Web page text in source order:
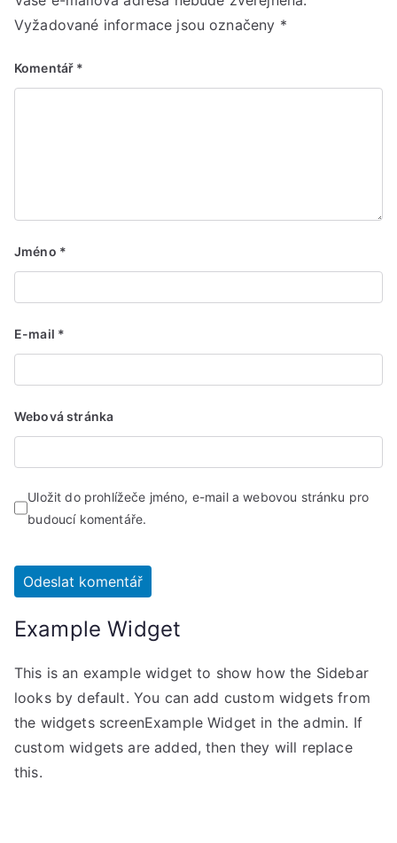
Vyžadované informace jsou označeny *
Komentář *
Jméno *
E-mail *
Webová stránka
Uložit do prohlížeče jméno, e-mail a webovou stránku pro
budoucí komentáře.
Example Widget
This is an example widget to show how the Sidebar
looks by default. You can add custom widgets from
the widgets screenExample Widget in the admin. If
custom widgets are added, then they will replace
this.